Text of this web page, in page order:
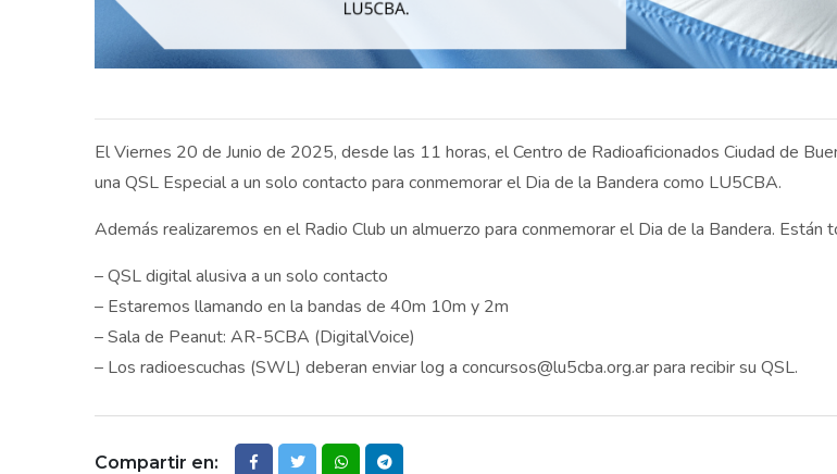
El Viernes 20 de Junio de 2025, desde las 11 horas, el Centro de Radioaficionados Ciudad de
una QSL Especial a un solo contacto para conmemorar el Dia de la Bandera como LU5CBA.
Además realizaremos en el Radio Club un almuerzo para conmemorar el Dia de la Bandera. Están
– QSL digital alusiva a un solo contacto
– Estaremos llamando en la bandas de 40m 10m y 2m
– Sala de Peanut: AR-5CBA (DigitalVoice)
– Los radioescuchas (SWL) deberan enviar log a concursos@lu5cba.org.ar para recibir su QSL.
Compartir en: